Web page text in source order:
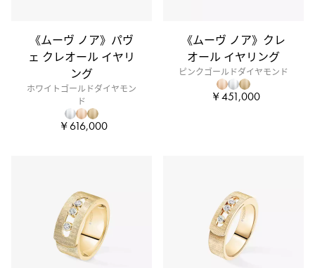
《ムーヴ ノア》パヴ
ェ クレオール イヤリ
ング
ホワイトゴールドダイヤモン
ド
￥616,000
《ムーヴ ノア》クレ
オール イヤリング
ピンクゴールドダイヤモンド
￥451,000